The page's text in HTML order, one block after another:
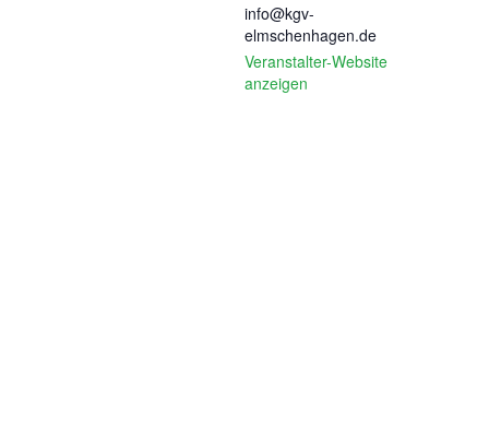
info@kgv-
elmschenhagen.de
Veranstalter-Website
anzeigen